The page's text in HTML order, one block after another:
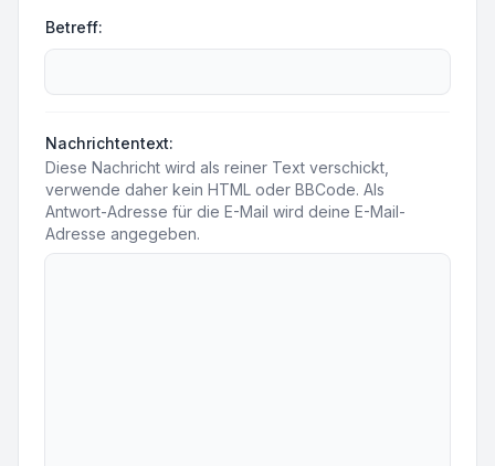
Betreff:
Nachrichtentext:
Diese Nachricht wird als reiner Text verschickt,
verwende daher kein HTML oder BBCode. Als
Antwort-Adresse für die E-Mail wird deine E-Mail-
Adresse angegeben.